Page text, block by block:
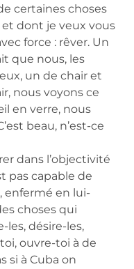
certaines choses
dont je veux vous
force : rêver. Un
que nous, les
un de chair et
nous voyons ce
en verre, nous
beau, n’est-ce
dans l’objectivité
pas capable de
enfermé en lui-
choses qui
les, désire-les,
ouvre-toi à de
si à Cuba on